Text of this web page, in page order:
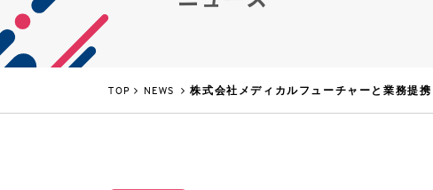
TOP NEWS 株式会社メディカルフューチャーと業務提携